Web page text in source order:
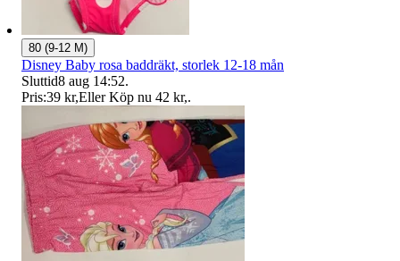
80 (9-12 M)
Disney Baby rosa baddräkt, storlek 12-18 mån
Sluttid8 aug 14:52.
Pris:39 kr,Eller Köp nu 42 kr,.